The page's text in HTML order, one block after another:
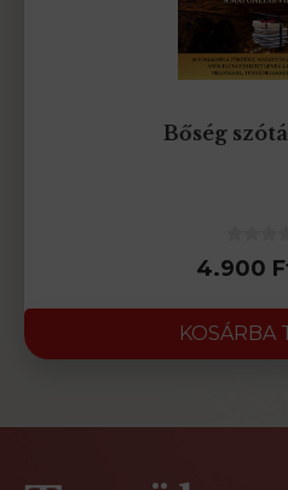
Bőség
0
az
ből
4.900
KOSÁRBA